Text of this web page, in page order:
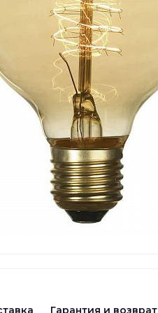
Гарантия и возврат